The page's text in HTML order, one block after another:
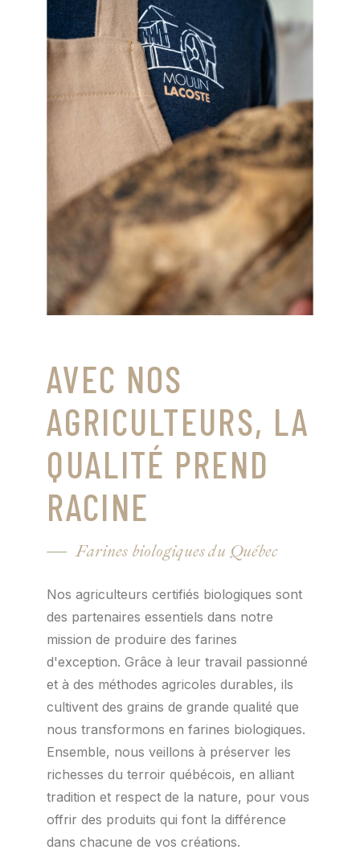
AVEC NOS
AGRICULTEURS, LA
QUALITÉ PREND
RACINE
Farines biologiques du Québec
Nos agriculteurs certifiés biologiques sont
des partenaires essentiels dans notre
mission de produire des farines
d'exception. Grâce à leur travail passionné
et à des méthodes agricoles durables, ils
cultivent des grains de grande qualité que
nous transformons en farines biologiques.
Ensemble, nous veillons à préserver les
richesses du terroir québécois, en alliant
tradition et respect de la nature, pour vous
offrir des produits qui font la différence
dans chacune de vos créations.